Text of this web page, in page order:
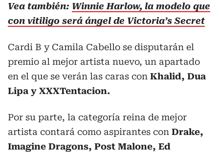
Vea también: Winnie Harlow, la modelo que
con vitiligo será ángel de Victoria’s Secret
Cardi B y Camila Cabello se disputarán el
premio al mejor artista nuevo, un apartado
en el que se verán las caras con Khalid, Dua
Lipa y XXXTentacion.
Por su parte, la categoría reina de mejor
artista contará como aspirantes con Drake,
Imagine Dragons, Post Malone, Ed